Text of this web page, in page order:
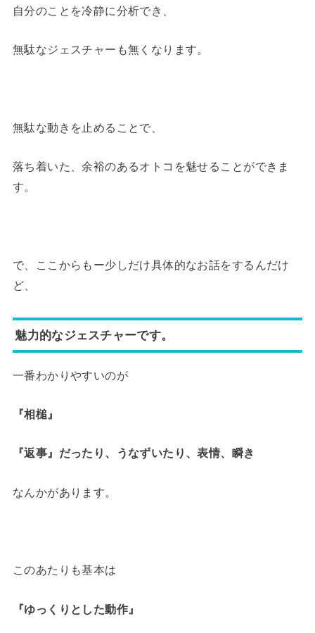
自分のことを冷静に分析でき、
無駄なジェスチャーも無くなります。
無駄な動きを止めることで、
落ち着いた、余裕のあるオトコを魅せることができま
す。
で、ここからもー少しだけ具体的なお話をするんだけ
ど、
魅力的なジェスチャーです。
一番わかりやすいのが
『相槌』
『返事』だったり、うなずいたり、表情、瞬き
なんかがあります。
このあたりも基本は
『ゆっくりとした動作』